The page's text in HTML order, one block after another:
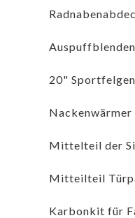
20"
Nackenwärmer
Mittelteil der
Mitteilteil
Karbonkit für